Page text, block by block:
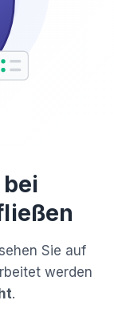
Sie auf
werden
.